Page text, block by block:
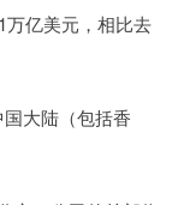
亿美元，相比去
大陆（包括香